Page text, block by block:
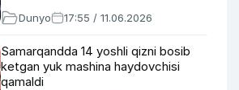
Dunyo 17:55 / 11.06.2026
Samarqandda 14 yoshli qizni bosib
ketgan yuk mashina haydovchisi
qamaldi